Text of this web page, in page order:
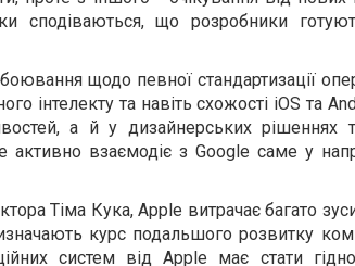
сподіваються, що розробники
щодо певної стандартизації
інтелекту та навіть схожості iOS та
а й у дизайнерських рішеннях
взаємодіє з Google саме у
Тіма Кука, Apple витрачає багато
курс подальшого розвитку
систем від Apple має стати